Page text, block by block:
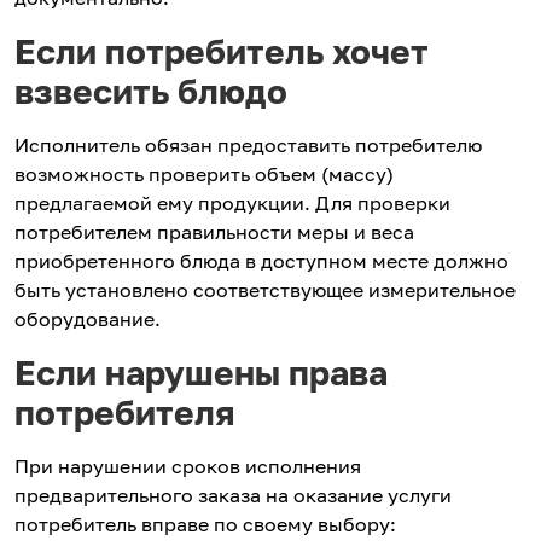
Если потребитель хочет
взвесить блюдо
Исполнитель обязан предоставить потребителю
возможность проверить объем (массу)
предлагаемой ему продукции. Для проверки
потребителем правильности меры и веса
приобретенного блюда в доступном месте должно
быть установлено соответствующее измерительное
оборудование.
Если нарушены права
потребителя
При нарушении сроков исполнения
предварительного заказа на оказание услуги
потребитель вправе по своему выбору: